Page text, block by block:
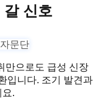
신호
문단
만으로도 급성 신장
입니다. 조기 발견과
.